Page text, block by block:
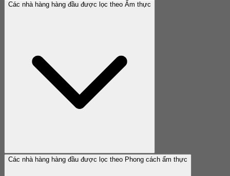
Các nhà hàng hàng đầu được lọc theo Ẩm thực
Các nhà hàng hàng đầu được lọc theo Phong cách ẩm thực